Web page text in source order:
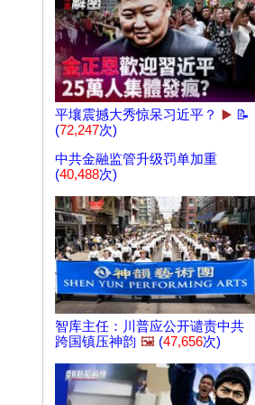
平壤震撼大秀惊呆习近平？ ▶️ 📝
(72,247次)
中共金融监管升级罚单加重
(40,488次)
智库主任：川普应公开谴责中共
跨国镇压神韵 🖼️ (47,656次)